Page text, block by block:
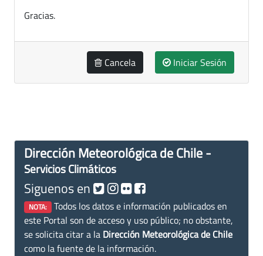
Gracias.
Cancela Iniciar Sesión
Dirección Meteorológica de Chile -
Servicios Climáticos
Siguenos en
NOTA: Todos los datos e información publicados en
este Portal son de acceso y uso público; no obstante,
se solicita citar a la Dirección Meteorológica de Chile
como la fuente de la información.